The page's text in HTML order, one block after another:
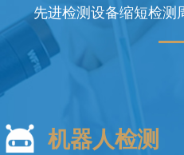
先进检测设备缩短检测
机器人检测